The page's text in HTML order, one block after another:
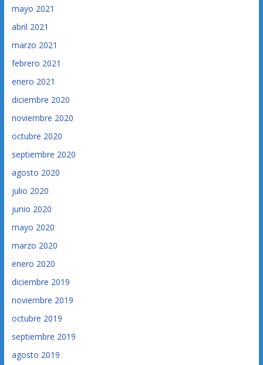
mayo 2021
abril 2021
marzo 2021
febrero 2021
enero 2021
diciembre 2020
noviembre 2020
octubre 2020
septiembre 2020
agosto 2020
julio 2020
junio 2020
mayo 2020
marzo 2020
enero 2020
diciembre 2019
noviembre 2019
octubre 2019
septiembre 2019
agosto 2019